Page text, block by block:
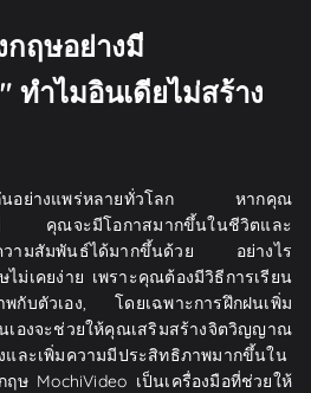
กฤษอย่างมี
ทำไมอินเดียไม่สร้าง
ช้กันอย่างแพร่หลายทั่วโลก หากคุณ
ดี คุณจะมีโอกาสมากขึ้นในชีวิตและ
ความสัมพันธ์ได้มากขึ้นด้วย อย่างไร
ไม่เคยง่าย เพราะคุณต้องมีวิธีการเรียน
พกับตัวเอง, โดยเฉพาะการฝึกฝนเพิ่ม
เองจะช่วยให้คุณเสริมสร้างจิตวิญญาณ
และเพิ่มความมีประสิทธิภาพมากขึ้นใน
ฤษ MochiVideo เป็นเครื่องมือที่ช่วยให้